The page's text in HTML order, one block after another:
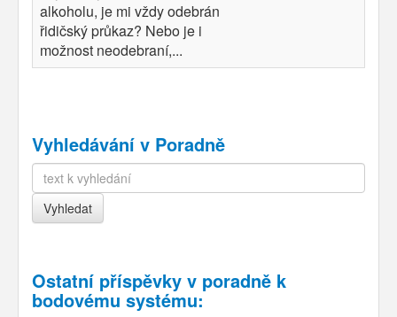
alkoholu, je mi vždy odebrán
řidičský průkaz? Nebo je i
možnost neodebraní,...
Vyhledávání v Poradně
Ostatní příspěvky v poradně k
bodovému systému: